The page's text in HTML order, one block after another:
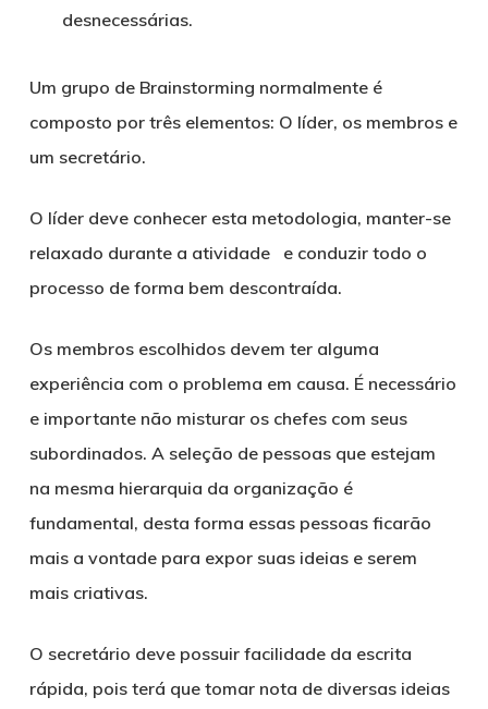
desnecessárias.
Um grupo de Brainstorming normalmente é
composto por três elementos: O líder, os membros e
um secretário.
O líder deve conhecer esta metodologia, manter-se
relaxado durante a atividade e conduzir todo o
processo de forma bem descontraída.
Os membros escolhidos devem ter alguma
experiência com o problema em causa. É necessário
e importante não misturar os chefes com seus
subordinados. A seleção de pessoas que estejam
na mesma hierarquia da organização é
fundamental, desta forma essas pessoas ficarão
mais a vontade para expor suas ideias e serem
mais criativas.
O secretário deve possuir facilidade da escrita
rápida, pois terá que tomar nota de diversas ideias